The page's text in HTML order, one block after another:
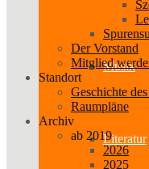
Musik
Literatur
Der Vorstand
Mitglied
Standort
Geschichte
Raumpläne
Archiv
ab 2019
2026
2025